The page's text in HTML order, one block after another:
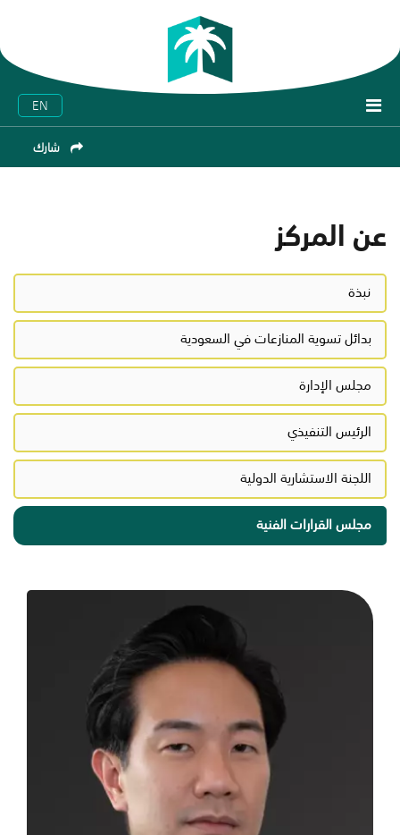
EN
شارك
عن المركز
نبذة
بدائل تسوية المنازعات في السعودية
مجلس الإدارة
الرئيس التنفيذي
اللجنة الاستشارية الدولية
مجلس القرارات الفنية